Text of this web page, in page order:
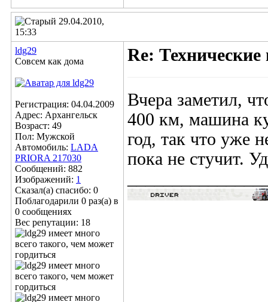
29.04.2010,
15:33
ldg29
Совсем как дома
Регистрация: 04.04.2009
Адрес: Архангельск
Возраст: 49
Пол: Мужской
Автомобиль: LADA
PRIORA 217030
Сообщений: 882
Изображений: 1
Сказал(а) спасибо: 0
Поблагодарили 0 раз(а) в
0 сообщениях
Вес репутации: 18
Re:
Вчера заметил,
400 км, машина
год, так что уже
пока не стучит.